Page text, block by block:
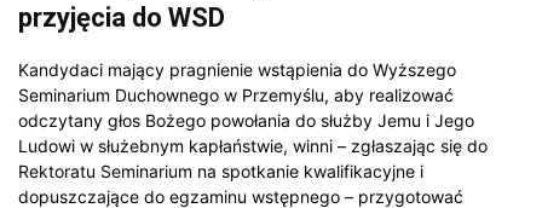
przyjęcia do WSD
Kandydaci mający pragnienie wstąpienia do Wyższego
Seminarium Duchownego w Prze­my­ślu, aby realizować
odczytany głos Bożego powołania do służby Jemu i Jego
Ludowi w słu­żeb­nym kapłaństwie, winni – zgłaszając się do
Rektoratu Seminarium na spotkanie kwalifika­cyjne i
dopuszczające do egzaminu wstępnego – przygotować